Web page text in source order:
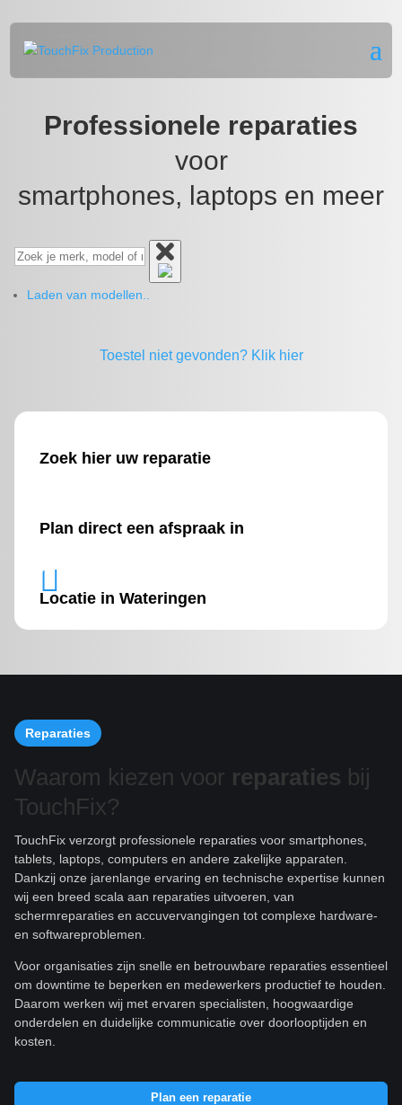
Professionele reparaties
voor
smartphones, laptops en meer
Laden van modellen..
Toestel niet gevonden? Klik hier
Zoek hier uw reparatie
Plan direct een afspraak in

Locatie in Wateringen
Reparaties
Waarom kiezen voor reparaties bij
TouchFix?
TouchFix verzorgt professionele reparaties voor smartphones,
tablets, laptops, computers en andere zakelijke apparaten.
Dankzij onze jarenlange ervaring en technische expertise kunnen
wij een breed scala aan reparaties uitvoeren, van
schermreparaties en accuvervangingen tot complexe hardware-
en softwareproblemen.
Voor organisaties zijn snelle en betrouwbare reparaties essentieel
om downtime te beperken en medewerkers productief te houden.
Daarom werken wij met ervaren specialisten, hoogwaardige
onderdelen en duidelijke communicatie over doorlooptijden en
kosten.
Plan een reparatie